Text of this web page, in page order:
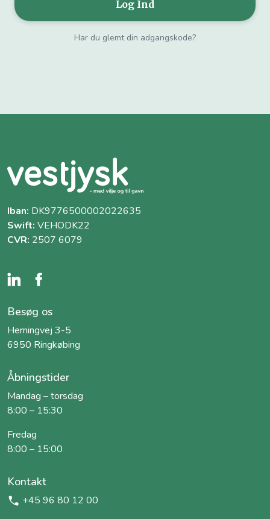
Har du glemt din adgangskode?
Iban: DK9776500002022635
Swift: VEHODK22
CVR: 2507 6079
Besøg os
Herningvej 3-5
6950 Ringkøbing
Åbningstider
Mandag – torsdag
8:00 – 15:30
Fredag
8:00 – 15:00
Kontakt
+45 96 80 12 00